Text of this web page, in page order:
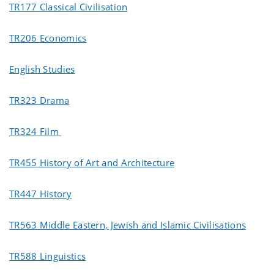
TR177 Classical Civilisation
TR206 Economics
English Studies
TR323 Drama
TR324 Film
TR455 History of Art and Architecture
TR447 History
TR563 Middle Eastern, Jewish and Islamic Civilisations
TR588 Linguistics